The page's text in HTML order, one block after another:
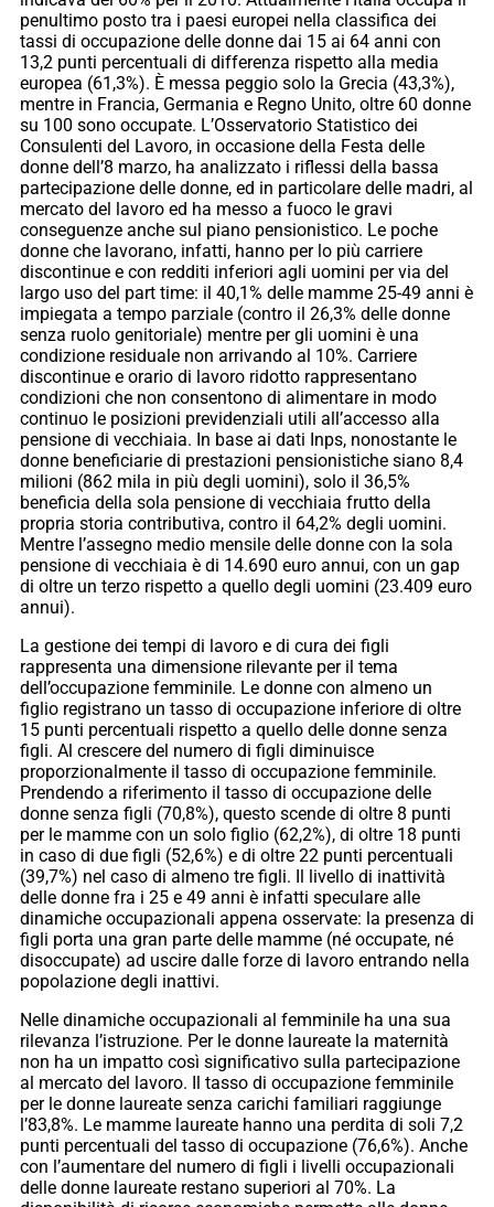
penultimo posto tra i paesi europei nella classifica dei
tassi di occupazione delle donne dai 15 ai 64 anni con
13,2 punti percentuali di differenza rispetto alla media
europea (61,3%). È messa peggio solo la Grecia (43,3%),
mentre in Francia, Germania e Regno Unito, oltre 60 donne
su 100 sono occupate. L’Osservatorio Statistico dei
Consulenti del Lavoro, in occasione della Festa delle
donne dell’8 marzo, ha analizzato i riflessi della bassa
partecipazione delle donne, ed in particolare delle madri, al
mercato del lavoro ed ha messo a fuoco le gravi
conseguenze anche sul piano pensionistico. Le poche
donne che lavorano, infatti, hanno per lo più carriere
discontinue e con redditi inferiori agli uomini per via del
largo uso del part time: il 40,1% delle mamme 25-49 anni è
impiegata a tempo parziale (contro il 26,3% delle donne
senza ruolo genitoriale) mentre per gli uomini è una
condizione residuale non arrivando al 10%. Carriere
discontinue e orario di lavoro ridotto rappresentano
condizioni che non consentono di alimentare in modo
continuo le posizioni previdenziali utili all’accesso alla
pensione di vecchiaia. In base ai dati Inps, nonostante le
donne beneficiarie di prestazioni pensionistiche siano 8,4
milioni (862 mila in più degli uomini), solo il 36,5%
beneficia della sola pensione di vecchiaia frutto della
propria storia contributiva, contro il 64,2% degli uomini.
Mentre l’assegno medio mensile delle donne con la sola
pensione di vecchiaia è di 14.690 euro annui, con un gap
di oltre un terzo rispetto a quello degli uomini (23.409 euro
annui).
La gestione dei tempi di lavoro e di cura dei figli
rappresenta una dimensione rilevante per il tema
dell’occupazione femminile. Le donne con almeno un
figlio registrano un tasso di occupazione inferiore di oltre
15 punti percentuali rispetto a quello delle donne senza
figli. Al crescere del numero di figli diminuisce
proporzionalmente il tasso di occupazione femminile.
Prendendo a riferimento il tasso di occupazione delle
donne senza figli (70,8%), questo scende di oltre 8 punti
per le mamme con un solo figlio (62,2%), di oltre 18 punti
in caso di due figli (52,6%) e di oltre 22 punti percentuali
(39,7%) nel caso di almeno tre figli. Il livello di inattività
delle donne fra i 25 e 49 anni è infatti speculare alle
dinamiche occupazionali appena osservate: la presenza di
figli porta una gran parte delle mamme (né occupate, né
disoccupate) ad uscire dalle forze di lavoro entrando nella
popolazione degli inattivi.
Nelle dinamiche occupazionali al femminile ha una sua
rilevanza l’istruzione. Per le donne laureate la maternità
non ha un impatto così significativo sulla partecipazione
al mercato del lavoro. Il tasso di occupazione femminile
per le donne laureate senza carichi familiari raggiunge
l’83,8%. Le mamme laureate hanno una perdita di soli 7,2
punti percentuali del tasso di occupazione (76,6%). Anche
con l’aumentare del numero di figli i livelli occupazionali
delle donne laureate restano superiori al 70%. La